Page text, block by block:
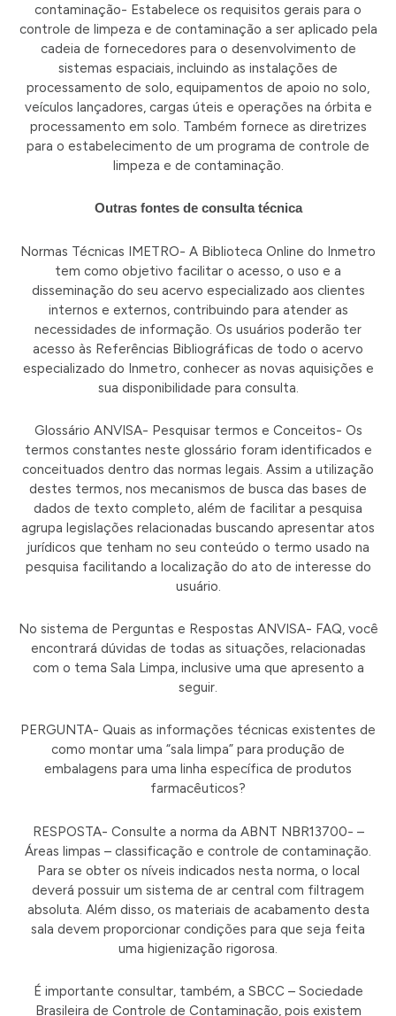
contaminação- Estabelece os requisitos gerais para o
controle de limpeza e de contaminação a ser aplicado pela
cadeia de fornecedores para o desenvolvimento de
sistemas espaciais, incluindo as instalações de
processamento de solo, equipamentos de apoio no solo,
veículos lançadores, cargas úteis e operações na órbita e
processamento em solo. Também fornece as diretrizes
para o estabelecimento de um programa de controle de
limpeza e de contaminação.
Outras fontes de consulta técnica
Normas Técnicas IMETRO- A Biblioteca Online do Inmetro
tem como objetivo facilitar o acesso, o uso e a
disseminação do seu acervo especializado aos clientes
internos e externos, contribuindo para atender as
necessidades de informação. Os usuários poderão ter
acesso às Referências Bibliográficas de todo o acervo
especializado do Inmetro, conhecer as novas aquisições e
sua disponibilidade para consulta.
Glossário ANVISA- Pesquisar termos e Conceitos- Os
termos constantes neste glossário foram identificados e
conceituados dentro das normas legais. Assim a utilização
destes termos, nos mecanismos de busca das bases de
dados de texto completo, além de facilitar a pesquisa
agrupa legislações relacionadas buscando apresentar atos
jurídicos que tenham no seu conteúdo o termo usado na
pesquisa facilitando a localização do ato de interesse do
usuário.
No sistema de Perguntas e Respostas ANVISA- FAQ, você
encontrará dúvidas de todas as situações, relacionadas
com o tema Sala Limpa, inclusive uma que apresento a
seguir.
PERGUNTA- Quais as informações técnicas existentes de
como montar uma “sala limpa” para produção de
embalagens para uma linha específica de produtos
farmacêuticos?
RESPOSTA- Consulte a norma da ABNT NBR13700- –
Áreas limpas – classificação e controle de contaminação.
Para se obter os níveis indicados nesta norma, o local
deverá possuir um sistema de ar central com filtragem
absoluta. Além disso, os materiais de acabamento desta
sala devem proporcionar condições para que seja feita
uma higienização rigorosa.
É importante consultar, também, a SBCC – Sociedade
Brasileira de Controle de Contaminação, pois existem